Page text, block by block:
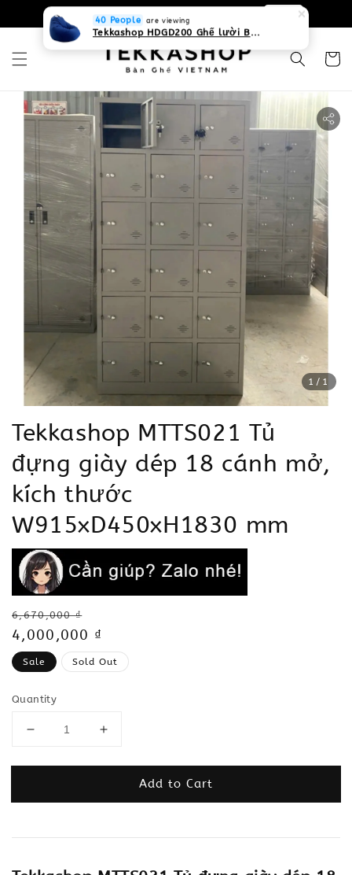
0931268840 Liên hệ với chúng tôi
1 /1
Tekkashop MTTS021 Tủ
đựng giày dép 18 cánh mở,
kích thước
W915xD450xH1830 mm
Regular
price
6,670,000 ₫
Sale
price
4,000,000 ₫
Sale Sold Out
Quantity
Add to Cart
40 People are viewing
Tekkashop HDGD200 Ghế lười Beanbag form truyền thống, chất liệu Olefin canvas kháng nước, màu xanh biển, có thể sử dụng trong nhà và cả ngoài trời, có quai xách